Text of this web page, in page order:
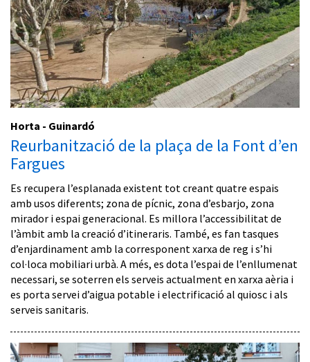
Horta - Guinardó
Reurbanització de la plaça de la Font d’en
Fargues
Es recupera l’esplanada existent tot creant quatre espais
amb usos diferents; zona de pícnic, zona d’esbarjo, zona
mirador i espai generacional. Es millora l’accessibilitat de
l’àmbit amb la creació d’itineraris. També, es fan tasques
d’enjardinament amb la corresponent xarxa de reg i s’hi
col·loca mobiliari urbà. A més, es dota l’espai de l’enllumenat
necessari, se soterren els serveis actualment en xarxa aèria i
es porta servei d’aigua potable i electrificació al quiosc i als
serveis sanitaris.